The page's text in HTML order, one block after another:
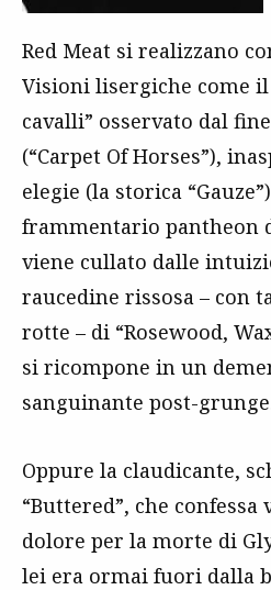
Red Meat si realizzano
Visioni lisergiche come
cavalli” osservato dal
(“Carpet Of Horses”),
elegie (la storica
frammentario pantheon
viene cullato dalle
raucedine rissosa – con
rotte – di “Rosewood,
si ricompone in un
sanguinante post-
Oppure la claudicante,
“Buttered”, che
dolore per la morte di
lei era ormai fuori dalla